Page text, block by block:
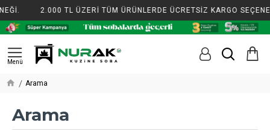
2.000 TL ÜZERİ TÜM ÜRÜNLERDE ÜCRETSİZ KARGO
Arama
Arama